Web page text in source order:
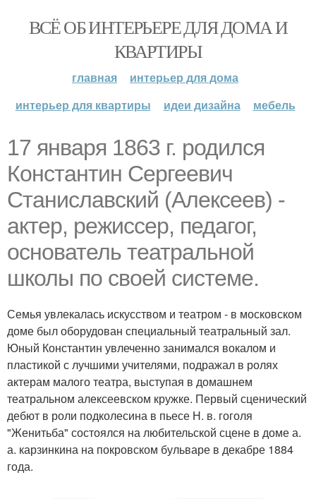
ВСЁ ОБ ИНТЕРЬЕРЕ ДЛЯ ДОМА И
КВАРТИРЫ
главная
интерьер для дома
интерьер для квартиры
идеи дизайна мебель
17 января 1863 г. родился
Константин Сергеевич
Станиславский (Алексеев) -
актер, режиссер, педагог,
основатель театральной
школы по своей системе.
Семья увлекалась искусством и театром - в московском
доме был оборудован специальный театральный зал.
Юный Константин увлеченно занимался вокалом и
пластикой с лучшими учителями, подражал в ролях
актерам малого театра, выступая в домашнем
театральном алексеевском кружке. Первый сценический
дебют в роли подколесина в пьесе Н. в. гоголя
"Женитьба" состоялся на любительской сцене в доме а.
а. карзинкина на покровском бульваре в декабре 1884
года.